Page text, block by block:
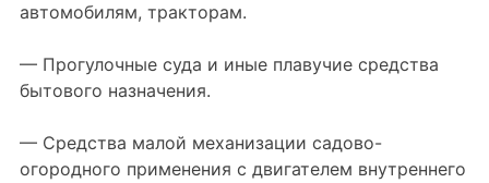
автомобилям, тракторам.
— Прогулочные суда и иные плавучие средства
бытового назначения.
— Средства малой механизации садово-
огородного применения с двигателем внутреннего